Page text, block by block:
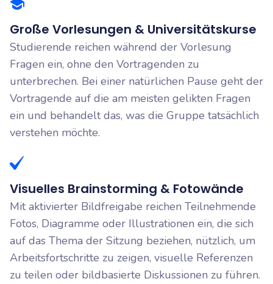
Große Vorlesungen & Universitätskurse
Studierende reichen während der Vorlesung
Fragen ein, ohne den Vortragenden zu
unterbrechen. Bei einer natürlichen Pause geht der
Vortragende auf die am meisten gelikten Fragen
ein und behandelt das, was die Gruppe tatsächlich
verstehen möchte.
Visuelles Brainstorming & Fotowände
Mit aktivierter Bildfreigabe reichen Teilnehmende
Fotos, Diagramme oder Illustrationen ein, die sich
auf das Thema der Sitzung beziehen, nützlich, um
Arbeitsfortschritte zu zeigen, visuelle Referenzen
zu teilen oder bildbasierte Diskussionen zu führen.